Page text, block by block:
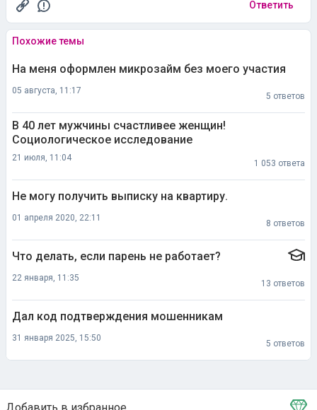
Ответить
Похожие темы
На меня оформлен микрозайм без моего участия
05 августа, 11:17
5 ответов
В 40 лет мужчины счастливее женщин!
Социологическое исследование
21 июля, 11:04
1 053 ответа
Не могу получить выписку на квартиру.
01 апреля 2020, 22:11
8 ответов
Что делать, если парень не работает?
22 января, 11:35
13 ответов
Дал код подтверждения мошенникам
31 января 2025, 15:50
5 ответов